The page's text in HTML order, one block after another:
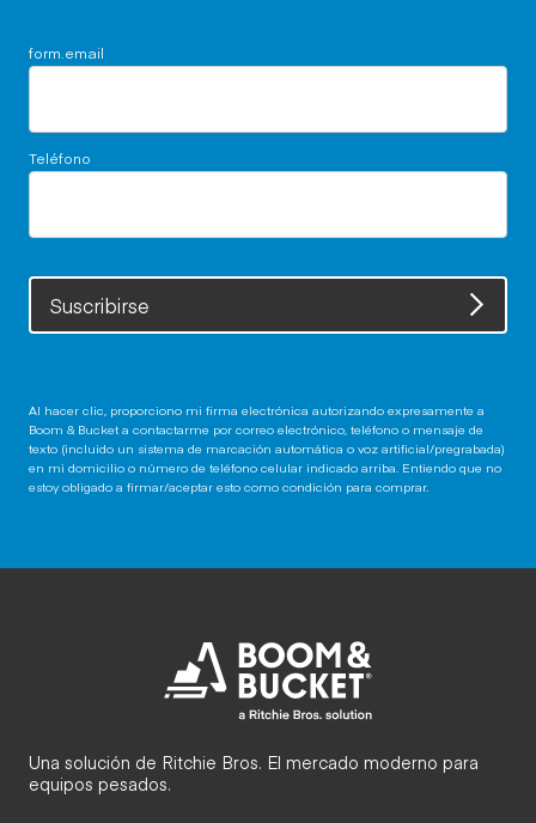
form.email
Teléfono
Suscribirse
Al hacer clic, proporciono mi firma electrónica autorizando expresamente a
Boom & Bucket a contactarme por correo electrónico, teléfono o mensaje de
texto (incluido un sistema de marcación automática o voz artificial/pregrabada)
en mi domicilio o número de teléfono celular indicado arriba. Entiendo que no
estoy obligado a firmar/aceptar esto como condición para comprar.
Una solución de Ritchie Bros. El mercado moderno para
equipos pesados.